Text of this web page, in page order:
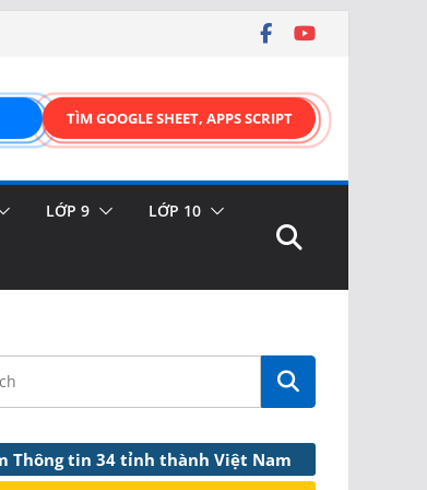
TÌM GOOGLE SHEET, APPS SCRIPT
LỚP 9 LỚP 10
Thông tin 34 tỉnh thành Việt Nam